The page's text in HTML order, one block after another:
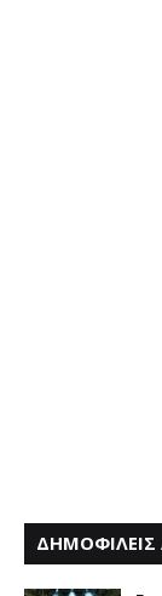
ΔΗΜΟΦΙΛΕΙΣ